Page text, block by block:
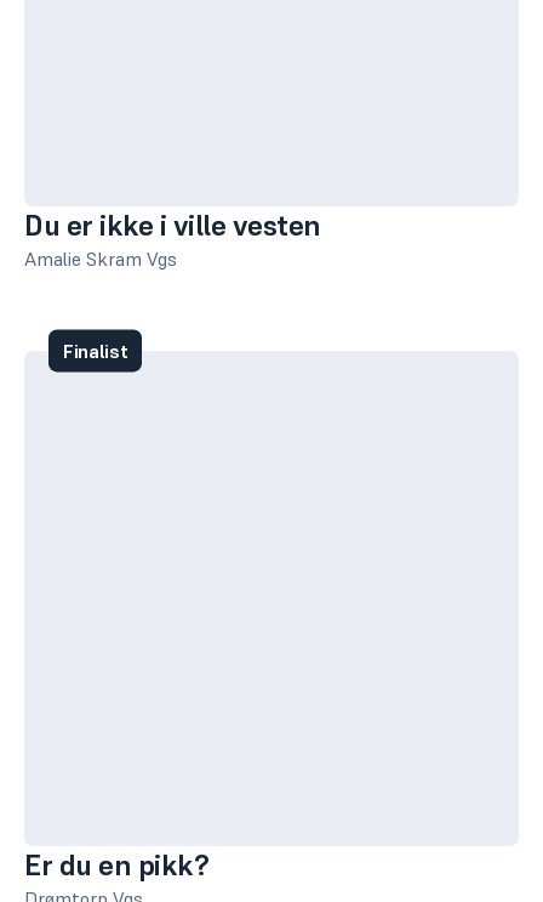
Du er ikke i ville vesten
Amalie Skram Vgs
Er du en pikk?
Finalist